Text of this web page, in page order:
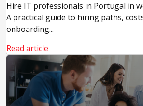
Hire IT professionals in Portugal in
A practical guide to hiring paths,
onboarding...
Read article